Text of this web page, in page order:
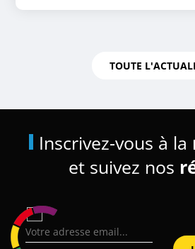
TOUTE
Inscrivez-vous à la
et suivez nos